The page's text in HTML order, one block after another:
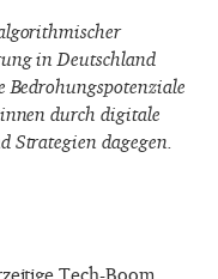
in Deutschland
Bedrohungspotenziale
durch digitale
Strategien dagegen.